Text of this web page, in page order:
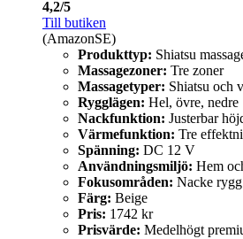
4,2/5
Till butiken
(AmazonSE)
Produkttyp: Shiatsu
Massagezoner: Tre zoner
Massagetyper: Shiatsu och
Rygglägen: Hel, övre, nedre
Nackfunktion: Justerbar
Värmefunktion: Tre
Spänning: DC 12 V
Användningsmiljö: Hem
Fokusområden: Nacke
Färg: Beige
Pris: 1742 kr
Prisvärde: Medelhögt